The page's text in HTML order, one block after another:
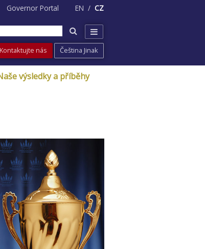
Governor Portal EN CZ
Kontaktujte nás Čeština Jinak
výsledky a příběhy